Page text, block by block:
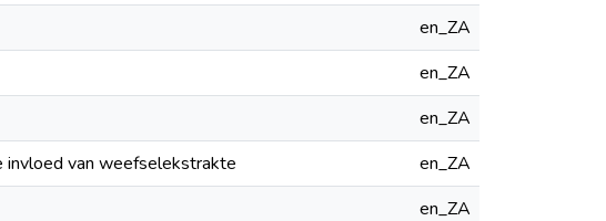
en_ZA
en_ZA
en_ZA
invloed van weefselekstrakte
en_ZA
en_ZA